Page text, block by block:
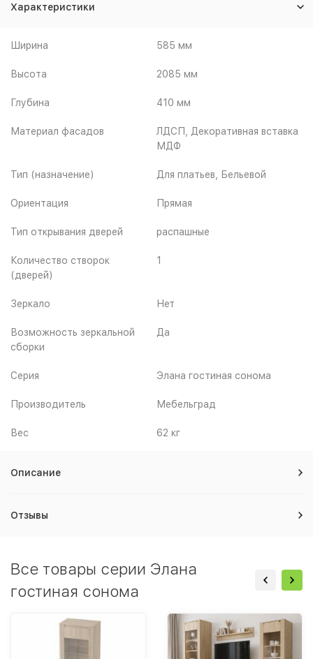
Характеристики
Ширина 585 мм
Высота 2085 мм
Глубина 410 мм
Материал фасадов
ЛДСП, Декоративная вставка
МДФ
Тип (назначение) Для платьев, Бельевой
Ориентация Прямая
Тип открывания дверей распашные
Количество створок
(дверей)
1
Зеркало Нет
Возможность зеркальной
сборки
Да
Серия Элана гостиная сонома
Производитель Мебельград
Вес 62 кг
Описание
Отзывы
Все товары серии Элана
гостиная сонома